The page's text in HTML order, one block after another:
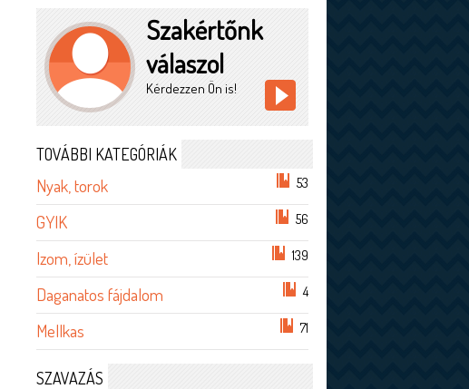
Szakértőnk
válaszol
Kérdezzen Ön is!
TOVÁBBI KATEGÓRIÁK
Nyak, torok 53
GYIK 56
Izom, ízület 139
Daganatos fájdalom 4
Mellkas 71
SZAVAZÁS